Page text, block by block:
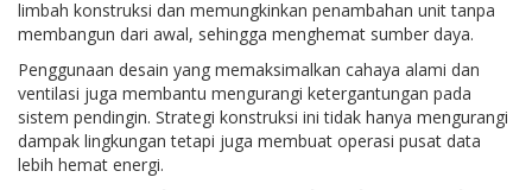
limbah konstruksi dan memungkinkan penambahan unit tanpa
membangun dari awal, sehingga menghemat sumber daya.
Penggunaan desain yang memaksimalkan cahaya alami dan
ventilasi juga membantu mengurangi ketergantungan pada
sistem pendingin. Strategi konstruksi ini tidak hanya mengurangi
dampak lingkungan tetapi juga membuat operasi pusat data
lebih hemat energi.